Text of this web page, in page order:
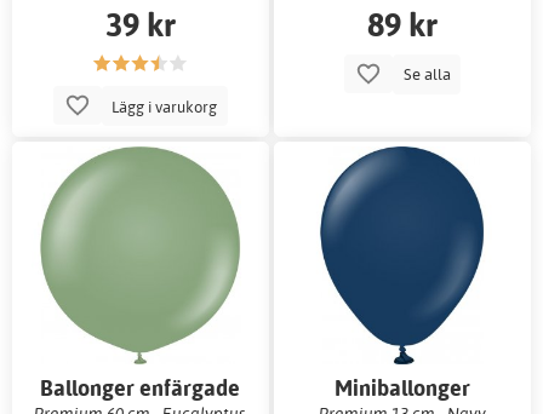
39 kr
Lägg i varukorg
89 kr
Se alla
Ballonger enfärgade
Miniballonger